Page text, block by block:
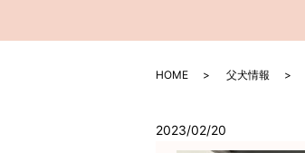
HOME 父犬情報
2023/02/20